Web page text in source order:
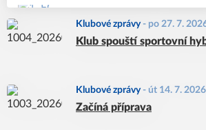
Klubové zprávy- po 27. 7.
Klub spouští sportovní
Klubové zprávy- út 14. 7. 2026
Začíná příprava